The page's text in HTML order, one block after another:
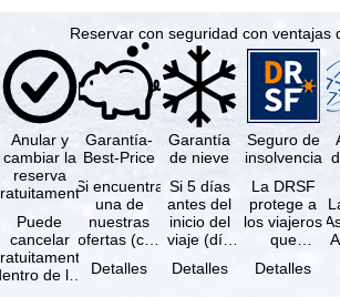
Reservar con seguridad con ventajas
Anular y
cambiar la
reserva
Puede
cancelar
de los
Garantía-
Best-Price
Si encuentra
una de
nuestras
ofertas (con
prestaciones
Detalles
Garantía
de nieve
Si 5 días
antes del
inicio del
viaje (día
ninguna de
Detalles
Seguro de
insolvencia
La DRSF
protege a
los viajeros
que
viaje
Detalles